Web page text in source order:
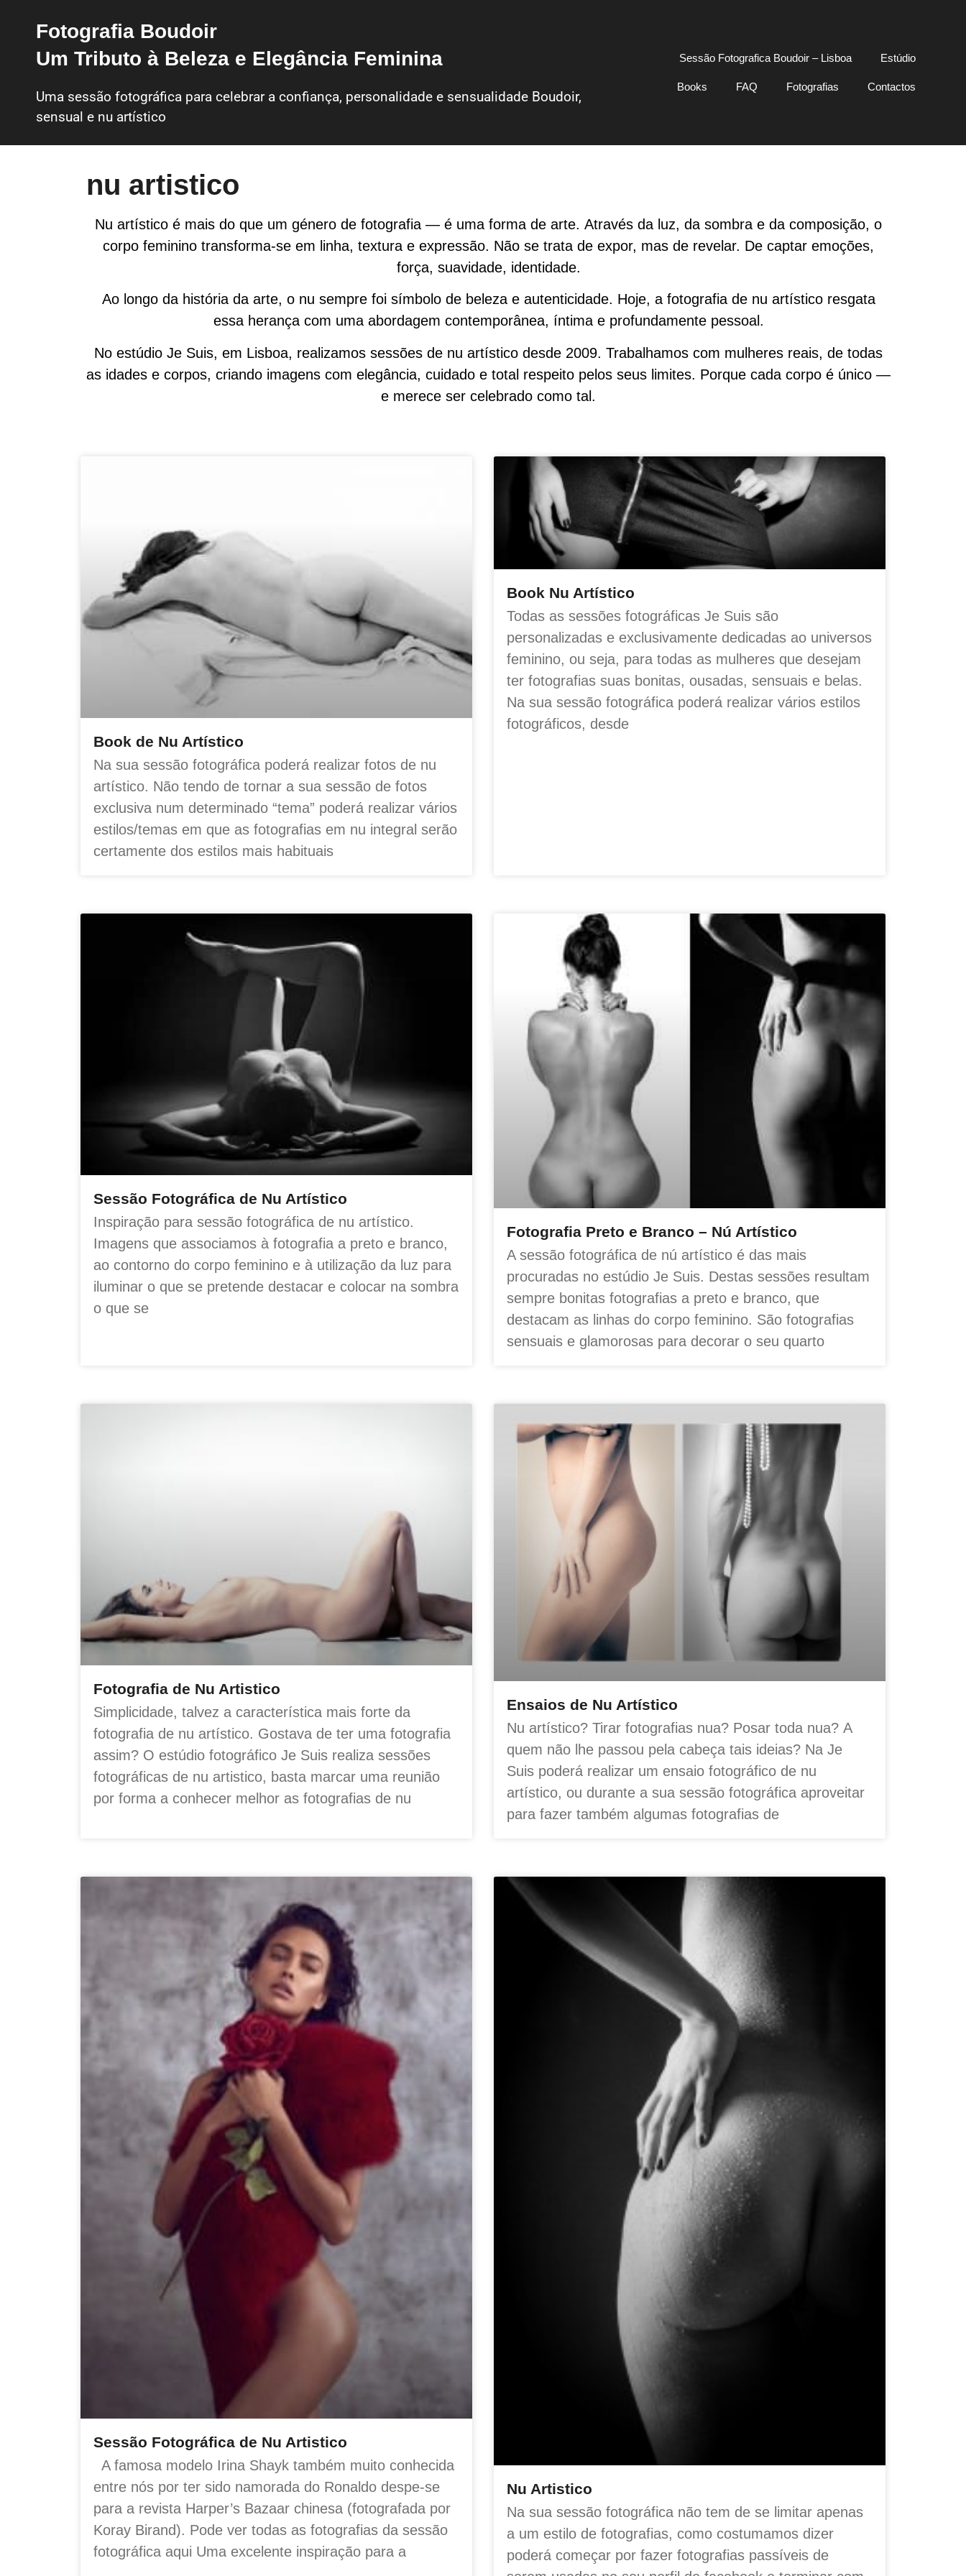
Fotografia Boudoir
Um Tributo à Beleza e Elegância Feminina
Uma sessão fotográfica para celebrar a confiança, personalidade e sensualidade Boudoir,
sensual e nu artístico
Sessão Fotografica Boudoir – Lisboa Estúdio
Books FAQ Fotografias Contactos
nu artistico
Nu artístico é mais do que um género de fotografia — é uma forma de arte. Através da luz, da sombra e da composição, o
corpo feminino transforma-se em linha, textura e expressão. Não se trata de expor, mas de revelar. De captar emoções,
força, suavidade, identidade.
Ao longo da história da arte, o nu sempre foi símbolo de beleza e autenticidade. Hoje, a fotografia de nu artístico resgata
essa herança com uma abordagem contemporânea, íntima e profundamente pessoal.
No estúdio Je Suis, em Lisboa, realizamos sessões de nu artístico desde 2009. Trabalhamos com mulheres reais, de todas
as idades e corpos, criando imagens com elegância, cuidado e total respeito pelos seus limites. Porque cada corpo é único —
e merece ser celebrado como tal.
Book de Nu Artístico
Na sua sessão fotográfica poderá realizar fotos de nu
artístico. Não tendo de tornar a sua sessão de fotos
exclusiva num determinado “tema” poderá realizar vários
estilos/temas em que as fotografias em nu integral serão
certamente dos estilos mais habituais
Book Nu Artístico
Todas as sessões fotográficas Je Suis são
personalizadas e exclusivamente dedicadas ao universos
feminino, ou seja, para todas as mulheres que desejam
ter fotografias suas bonitas, ousadas, sensuais e belas.
Na sua sessão fotográfica poderá realizar vários estilos
fotográficos, desde
Sessão Fotográfica de Nu Artístico
Inspiração para sessão fotográfica de nu artístico.
Imagens que associamos à fotografia a preto e branco,
ao contorno do corpo feminino e à utilização da luz para
iluminar o que se pretende destacar e colocar na sombra
o que se
Fotografia Preto e Branco – Nú Artístico
A sessão fotográfica de nú artístico é das mais
procuradas no estúdio Je Suis. Destas sessões resultam
sempre bonitas fotografias a preto e branco, que
destacam as linhas do corpo feminino. São fotografias
sensuais e glamorosas para decorar o seu quarto
Fotografia de Nu Artistico
Simplicidade, talvez a característica mais forte da
fotografia de nu artístico. Gostava de ter uma fotografia
assim? O estúdio fotográfico Je Suis realiza sessões
fotográficas de nu artistico, basta marcar uma reunião
por forma a conhecer melhor as fotografias de nu
Ensaios de Nu Artístico
Nu artístico? Tirar fotografias nua? Posar toda nua? A
quem não lhe passou pela cabeça tais ideias? Na Je
Suis poderá realizar um ensaio fotográfico de nu
artístico, ou durante a sua sessão fotográfica aproveitar
para fazer também algumas fotografias de
Sessão Fotográfica de Nu Artistico
A famosa modelo Irina Shayk também muito conhecida
entre nós por ter sido namorada do Ronaldo despe-se
para a revista Harper’s Bazaar chinesa (fotografada por
Koray Birand). Pode ver todas as fotografias da sessão
fotográfica aqui Uma excelente inspiração para a
Nu Artistico
Na sua sessão fotográfica não tem de se limitar apenas
a um estilo de fotografias, como costumamos dizer
poderá começar por fazer fotografias passíveis de